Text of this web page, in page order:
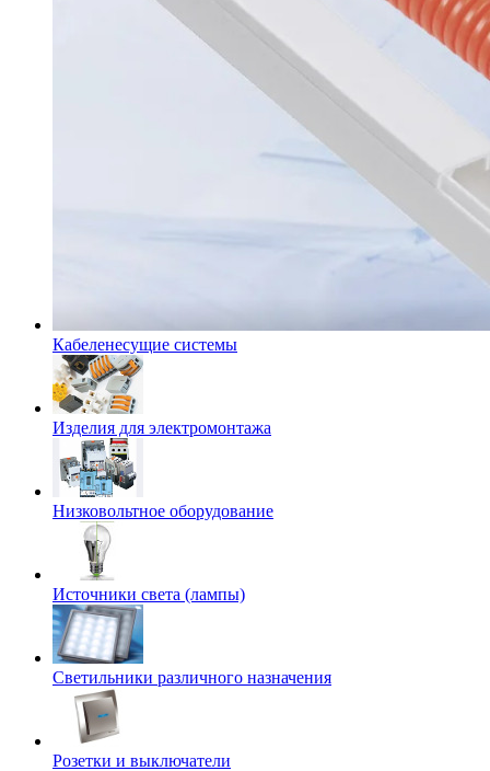
Кабеленесущие системы
Изделия для электромонтажа
Низковольтное оборудование
Источники света (лампы)
Светильники различного назначения
Розетки и выключатели